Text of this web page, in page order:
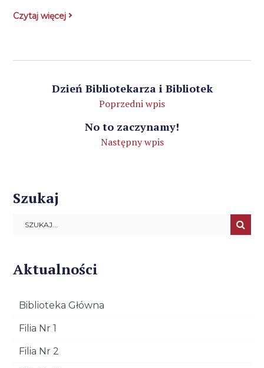
Czytaj więcej
Dzień Bibliotekarza i Bibliotek
Poprzedni wpis
No to zaczynamy!
Następny wpis
Szukaj
Aktualności
Biblioteka Główna
Filia Nr 1
Filia Nr 2